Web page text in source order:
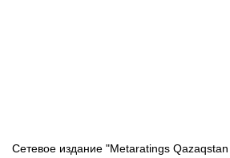
Сетевое издание "Metaratings